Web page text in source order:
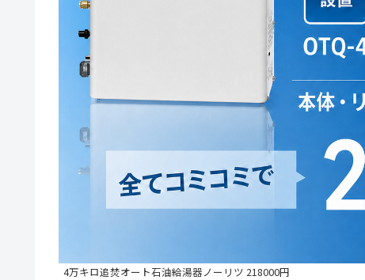
4万キロ追焚オート石油給湯器ノーリツ 218000円